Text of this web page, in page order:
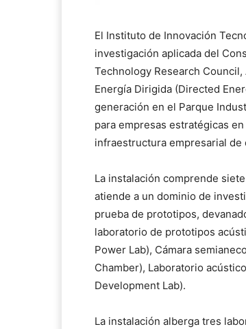
El Instituto de Innovación
investigación aplicada del
Technology Research
Energía Dirigida (Directed
generación en el Parque
para empresas estratégicas
infraestructura empresarial de
La instalación comprende
atiende a un dominio de
prueba de prototipos,
laboratorio de prototipos
Power Lab), Cámara
Chamber), Laboratorio
Development Lab).
La instalación alberga tres